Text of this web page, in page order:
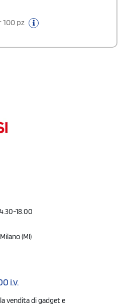
100 pz
18.00
(MI)
i.v.
vendita di gadget e